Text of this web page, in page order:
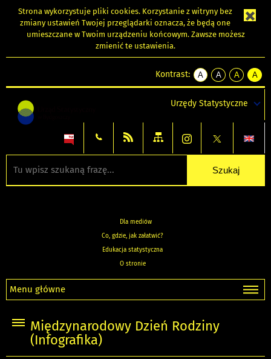
Strona wykorzystuje pliki cookies. Korzystanie z witryny bez
zmiany ustawień Twojej przeglądarki oznacza, że będą one
umieszczane w Twoim urządzeniu końcowym. Zawsze możesz
zmienić te ustawienia.
Kontrast:
A
kontrast
A
kontrast
tekst
czarnym
A
kontrast
tekst
czarnym
A
tekst
żółtym
Urzędy Statystyczne
Dla mediów
Co, gdzie, jak załatwić?
Edukacja statystyczna
O stronie
Menu główne
Międzynarodowy Dzień Rodziny
(Infografika)